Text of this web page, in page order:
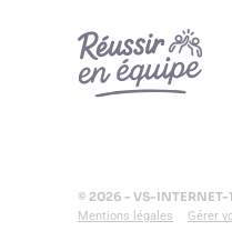
© 2026 - VS-INTERNET-
Mentions légales Gérer